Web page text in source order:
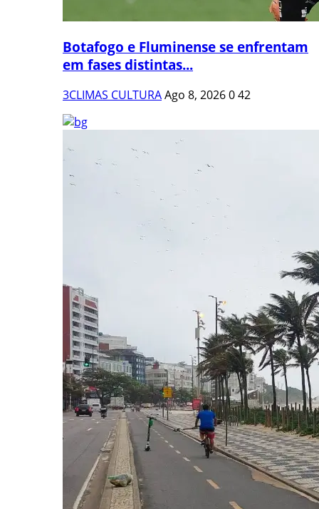
Botafogo e Fluminense se enfrentam
em fases distintas...
3CLIMAS CULTURAAgo 8, 2026042